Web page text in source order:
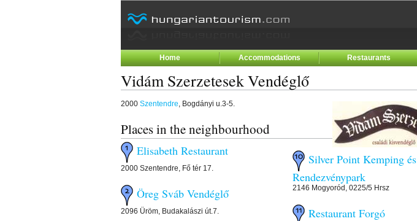
Home Accommodations Restaurants
Vidám Szerzetesek Vendéglő
2000 Szentendre, Bogdányi u.3-5.
Places in the neighbourhood
Elisabeth Restaurant
2000 Szentendre, Fő tér 17.
Öreg Sváb Vendéglő
2096 Üröm, Budakalászi út.7.
Silver Point Kemping és
Rendezvénypark
2146 Mogyoród, 0225/5 Hrsz
Restaurant Forgó